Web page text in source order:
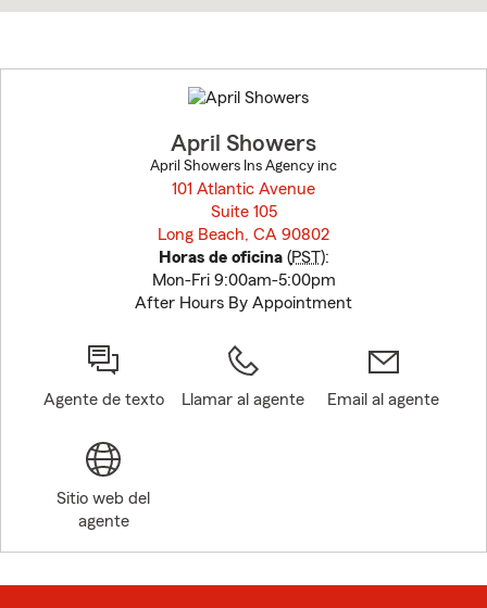
to
before
April Showers
April Showers Ins Agency inc
101 Atlantic Avenue
Suite 105
Long Beach, CA 90802
Horas de oficina(PST):
Mon-Fri 9:00am-5:00pm
After Hours By Appointment
Agente de texto Llamar al agente Email al agente
Sitio web del
agente